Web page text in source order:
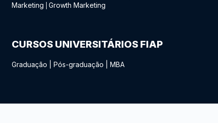
Marketing
Growth Marketing
CURSOS UNIVERSITÁRIOS FIAP
Graduação Pós-graduação MBA